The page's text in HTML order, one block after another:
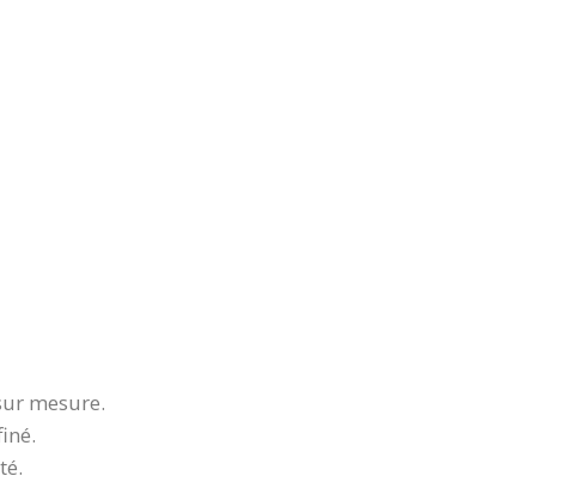
mesure.